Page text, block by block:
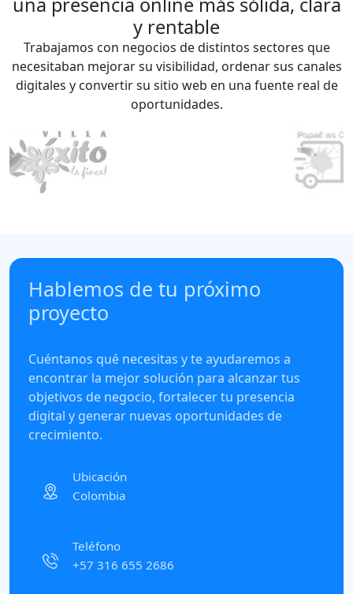
y rentable
Trabajamos con negocios de distintos sectores que
necesitaban mejorar su visibilidad, ordenar sus canales
digitales y convertir su sitio web en una fuente real de
oportunidades.
Hablemos de tu próximo
proyecto
Cuéntanos qué necesitas y te ayudaremos a
encontrar la mejor solución para alcanzar tus
objetivos de negocio, fortalecer tu presencia
digital y generar nuevas oportunidades de
crecimiento.
Ubicación
Colombia
Teléfono
+57 316 655 2686